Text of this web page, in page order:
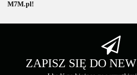
M7M.pl!
ZAPISZ SIĘ DO